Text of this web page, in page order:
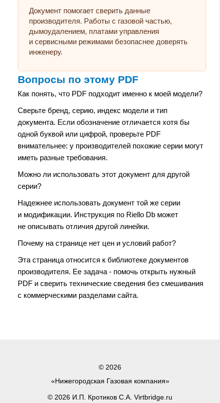
Документ помогает сверить данные
производителя. Работы с газовой частью,
дымоудалением, платами управления
и сервисными режимами безопаснее доверять
инженеру.
Вопросы по этому PDF
Как понять, что PDF подходит именно к моей модели?
Сверьте бренд, серию, индекс модели и тип
документа. Если обозначение отличается хотя бы
одной буквой или цифрой, проверьте PDF
внимательнее: у производителей похожие серии могут
иметь разные требования.
Можно ли использовать этот документ для другой
серии?
Надежнее использовать документ той же серии
и модификации. Инструкция по Riello Db может
не описывать отличия другой линейки.
Почему на странице нет цен и условий работ?
Эта страница относится к библиотеке документов
производителя. Ее задача - помочь открыть нужный
PDF и сверить технические сведения без смешивания
с коммерческими разделами сайта.
© 2026
«Нижегородская Газовая компания»
© 2026 И.П. Кротиков С.А. Virtbridge.ru